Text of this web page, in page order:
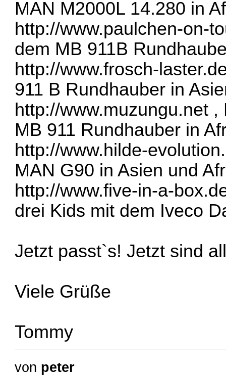
MAN M2000L 14.280 in
http://www.paulchen-on-
dem MB 911B
http://www.frosch-
911 B Rundhauber in
http://www.muzungu.net ,
MB 911 Rundhauber in
http://www.hilde-
MAN G90 in Asien und
http://www.five-in-a-
drei Kids mit dem Iveco
Jetzt passt`s! Jetzt sind
Viele Grüße
Tommy
von peter